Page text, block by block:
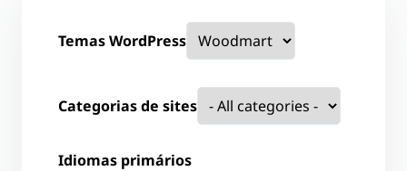
Temas WordPress
Categorias de sites
Idiomas primários